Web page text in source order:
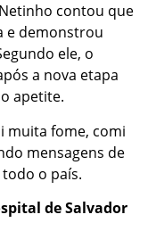
contou que
e demonstrou
ele, o
a nova etapa
apetite.
muita fome, comi
mensagens de
o país.
de Salvador